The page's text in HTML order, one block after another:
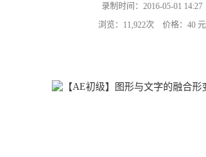
录制时间：2016-05-01 14:27
浏览：11,922次 价格：40 元